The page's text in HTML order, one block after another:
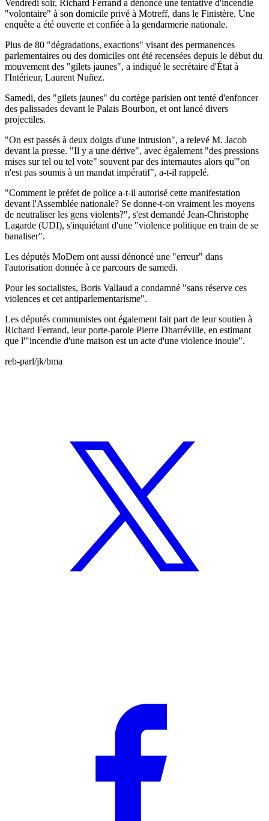
Vendredi soir, Richard Ferrand a dénoncé une tentative d'incendie
"volontaire" à son domicile privé à Motreff, dans le Finistère. Une
enquête a été ouverte et confiée à la gendarmerie nationale.
Plus de 80 "dégradations, exactions" visant des permanences
parlementaires ou des domiciles ont été recensées depuis le début du
mouvement des "gilets jaunes", a indiqué le secrétaire d'État à
l'Intérieur, Laurent Nuñez.
Samedi, des "gilets jaunes" du cortège parisien ont tenté d'enfoncer
des palissades devant le Palais Bourbon, et ont lancé divers
projectiles.
"On est passés à deux doigts d'une intrusion", a relevé M. Jacob
devant la presse. "Il y a une dérive", avec également "des pressions
mises sur tel ou tel vote" souvent par des internautes alors qu'"on
n'est pas soumis à un mandat impératif", a-t-il rappelé.
"Comment le préfet de police a-t-il autorisé cette manifestation
devant l'Assemblée nationale? Se donne-t-on vraiment les moyens
de neutraliser les gens violents?", s'est demandé Jean-Christophe
Lagarde (UDI), s'inquiétant d'une "violence politique en train de se
banaliser".
Les députés MoDem ont aussi dénoncé une "erreur" dans
l'autorisation donnée à ce parcours de samedi.
Pour les socialistes, Boris Vallaud a condamné "sans réserve ces
violences et cet antiparlementarisme".
Les députés communistes ont également fait part de leur soutien à
Richard Ferrand, leur porte-parole Pierre Dharréville, en estimant
que l'"incendie d'une maison est un acte d'une violence inouïe".
reb-parl/jk/bma